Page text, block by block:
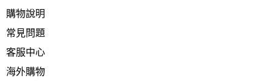
購物說明
常見問題
客服中心
海外購物